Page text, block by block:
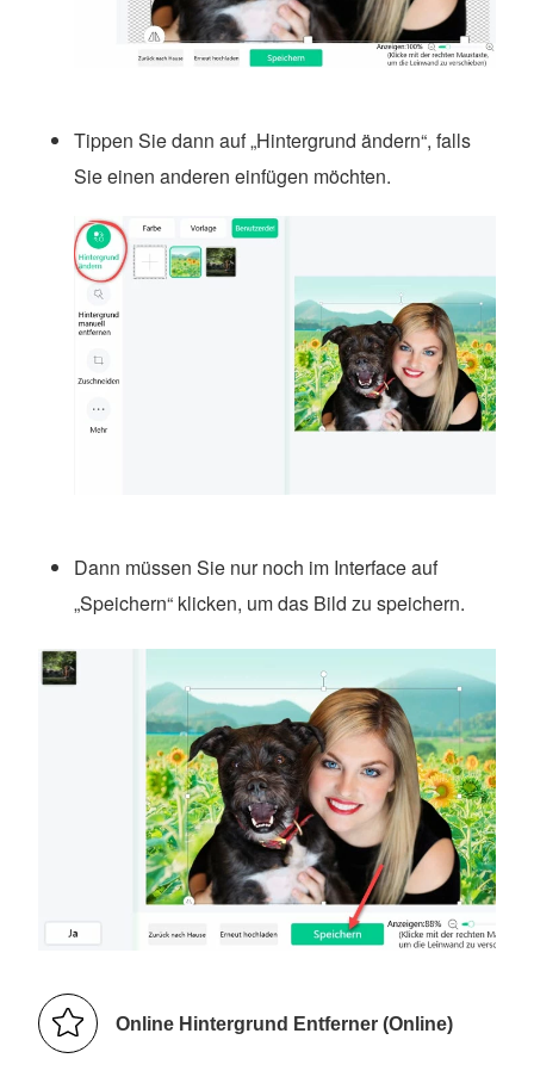
Tippen Sie dann auf „Hintergrund ändern“, falls
Sie einen anderen einfügen möchten.
Dann müssen Sie nur noch im Interface auf
„Speichern“ klicken, um das Bild zu speichern.
Online Hintergrund Entferner (Online)